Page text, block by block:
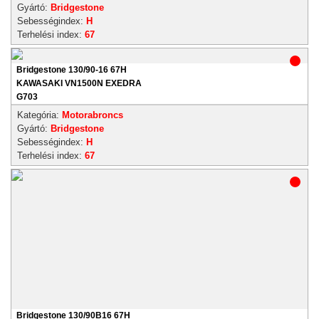
Gyártó: Bridgestone
Sebességindex: H
Terhelési index: 67
Bridgestone 130/90-16 67H
KAWASAKI VN1500N EXEDRA
G703
Kategória: Motorabroncs
Gyártó: Bridgestone
Sebességindex: H
Terhelési index: 67
Bridgestone 130/90B16 67H